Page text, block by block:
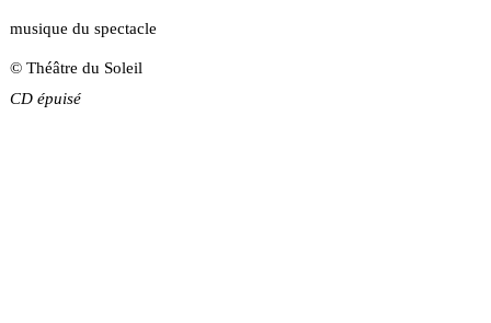
musique du spectacle
© Théâtre du Soleil
CD épuisé